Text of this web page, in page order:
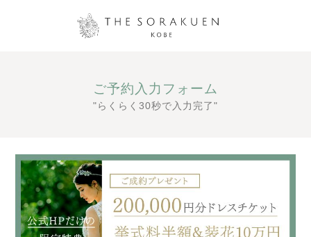
ご予約入力フォーム
"らくらく30秒で入力完了"